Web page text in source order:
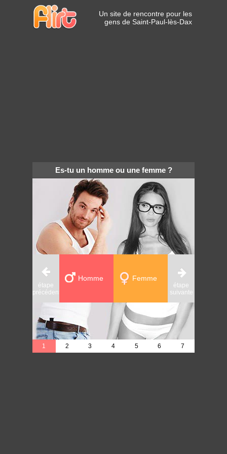
Un site de rencontre pour les
gens de Saint-Paul-lès-Dax
Es-tu un homme ou une femme ?
étape
précédente
Femme
Homme
étape
suivante
1 2 3 4 5 6 7